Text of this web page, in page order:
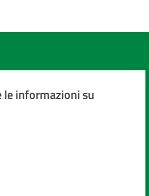
le informazioni su